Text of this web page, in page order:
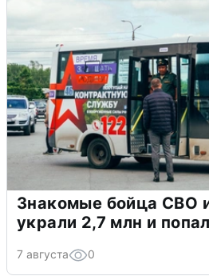
Знакомые бойца СВО
украли 2,7 млн и
7 августа 0